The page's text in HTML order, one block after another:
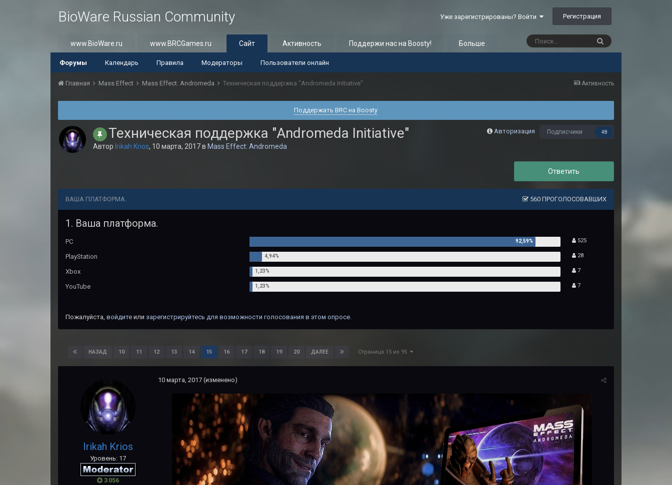
BioWare Russian Community Уже зарегистрированы? Войти Регистрация
www.BioWare.ru www.BRCGames.ru Сайт
Форумы Календарь Правила Модераторы Пользователи онлайн
Активность Поддержи нас на Boosty! Больше
Активность
Главная Mass Effect Mass Effect: Andromeda Техническая поддержка "Andromeda Initiative"
Поддержать BRC на Boosty
Авторизация Подписчики 48
Техническая поддержка "Andromeda Initiative"
Автор Irikah Krios, 10 марта, 2017в Mass Effect: Andromeda
Ответить
ВАША ПЛАТФОРМА. 560 ПРОГОЛОСОВАВШИХ
1. Ваша платформа.
PC 525
PlayStation 28
Xbox 7
YouTube 7
Пожалуйста, войдитеили зарегистрируйтесь для возможности голосования в этом опросе.
НАЗАД 10 11 12 13 14 15 16 17 18 19 20 ДАЛЕЕ Страница 15 из 95
Irikah Krios
Уровень: 17
3 056
10 марта, 2017 (изменено)